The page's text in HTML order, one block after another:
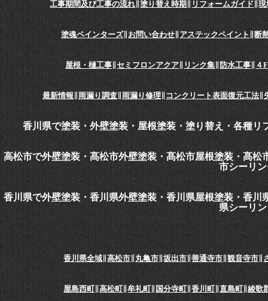
工事期間及び工事の流れ ∥塗り替え時期 リフォームガイド ∥現
塗魂ペインターズ∥ お問い合わせ アステックペイント 断
屋根・樋工事 ∥セミフロンアクア リンク集 防水工事 ４
最新情報 雨漏り調査 雨漏り修理 コンクリート表面復元工法
香川県で塗装・外壁塗装・屋根塗装・塗り替え・各種
高松市で外壁塗装・髙松市外壁塗装・髙松市屋根塗装・髙
市シーリ
香川県で外壁塗装・香川県外壁塗装・香川県屋根塗装・香
県シーリ
香川県全域 ∥高松市 丸亀市 ∥坂出市 ∥善通寺市 ∥観音寺市
屋島西町∥高松町∥牟礼町∥ 国分寺町∥香川町 ∥直島町∥綾歌